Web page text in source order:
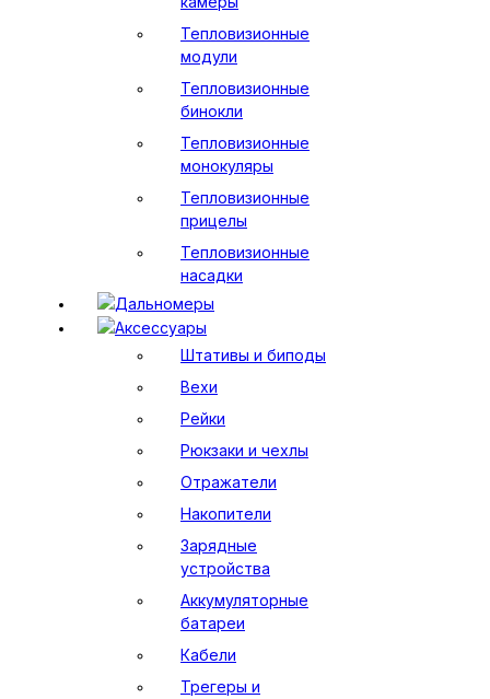
Тепловизионные
модули
Тепловизионные
бинокли
Тепловизионные
монокуляры
Тепловизионные
прицелы
Тепловизионные
насадки
Дальномеры
Аксессуары
Штативы и биподы
Вехи
Рейки
Рюкзаки и чехлы
Отражатели
Накопители
Зарядные
устройства
Аккумуляторные
батареи
Кабели
Трегеры и